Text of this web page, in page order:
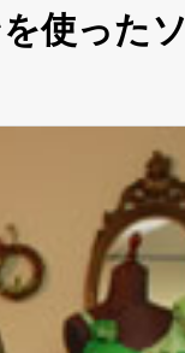
使ったソ